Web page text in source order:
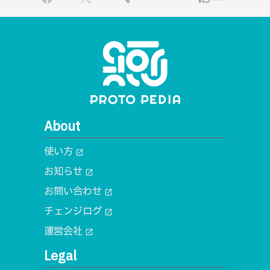
About
使い方 open_in_new
お知らせ open_in_new
お問い合わせ open_in_new
チェンジログ open_in_new
運営会社 open_in_new
Legal